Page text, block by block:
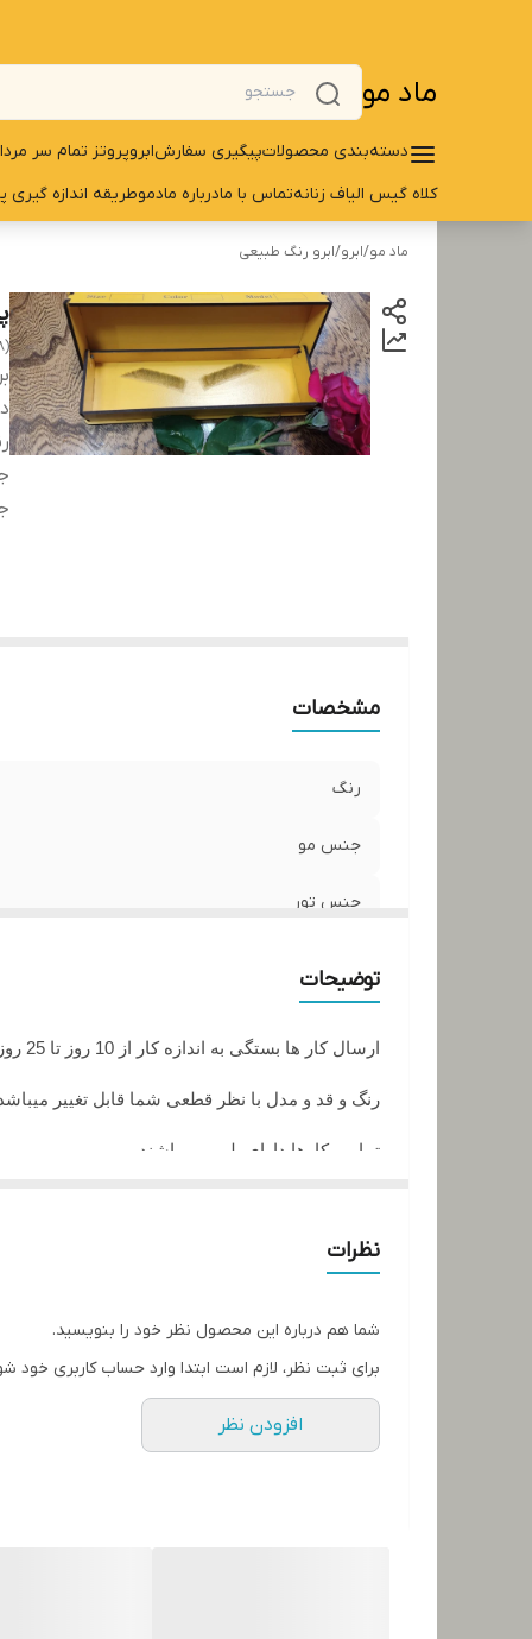
ماد مو
دسته‌بندی محصولاتپیگیری سفارشابروپروتز تمام سر
کلاه گیس الیاف زنانهتماس با مادرباره مادموطریقه اندازه گیری
ماد مو/ابرو/ابرو رنگ طبیعی
مشخصات
رنگ
جنس مو
جنس تور
توضیحات
ارسال کار ها بستگی به اندازه کار از 10 روز تا 25 روز زمان میبرد
رنگ و قد و مدل با نظر قطعی شما قابل تغییر
تمامی کارها دارای پلمپ میباشند
در صورت داشتن سوال میتوانید از پشتیبان های ما
نظرات
شما هم درباره این محصول نظر خود را بنویسید.
برای ثبت نظر، لازم است ابتدا وارد حساب کاربری خود
افزودن نظر